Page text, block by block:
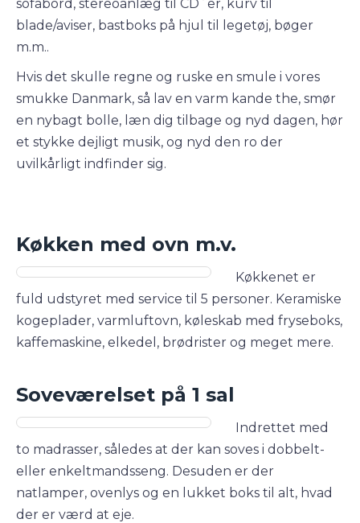
sofabord, stereoanlæg til CD´er, kurv til
blade/aviser, bastboks på hjul til legetøj, bøger
m.m..
Hvis det skulle regne og ruske en smule i vores
smukke Danmark, så lav en varm kande the, smør
en nybagt bolle, læn dig tilbage og nyd dagen, hør
et stykke dejligt musik, og nyd den ro der
uvilkårligt indfinder sig.
Køkken med ovn m.v.
Køkkenet er
fuld udstyret med service til 5 personer. Keramiske
kogeplader, varmluftovn, køleskab med fryseboks,
kaffemaskine, elkedel, brødrister og meget mere.
Soveværelset på 1 sal
Indrettet med
to madrasser, således at der kan soves i dobbelt-
eller enkeltmandsseng. Desuden er der
natlamper, ovenlys og en lukket boks til alt, hvad
der er værd at eje.